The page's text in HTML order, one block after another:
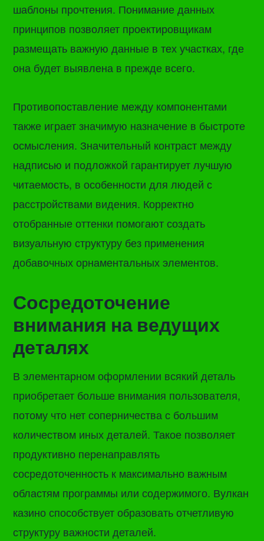
шаблоны прочтения. Понимание данных
принципов позволяет проектировщикам
размещать важную данные в тех участках, где
она будет выявлена в прежде всего.
Противопоставление между компонентами
также играет значимую назначение в быстроте
осмысления. Значительный контраст между
надписью и подложкой гарантирует лучшую
читаемость, в особенности для людей с
расстройствами видения. Корректно
отобранные оттенки помогают создать
визуальную структуру без применения
добавочных орнаментальных элементов.
Сосредоточение
внимания на ведущих
деталях
В элементарном оформлении всякий деталь
приобретает больше внимания пользователя,
потому что нет соперничества с большим
количеством иных деталей. Такое позволяет
продуктивно перенаправлять
сосредоточенность к максимально важным
областям программы или содержимого. Вулкан
казино способствует образовать отчетливую
структуру важности деталей.